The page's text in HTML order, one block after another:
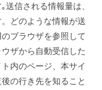
信される情報量は、
どのような情報が送
ブラウザを参照して
ザから自動受信した
内のページ、本サイ
の行き先を知ること